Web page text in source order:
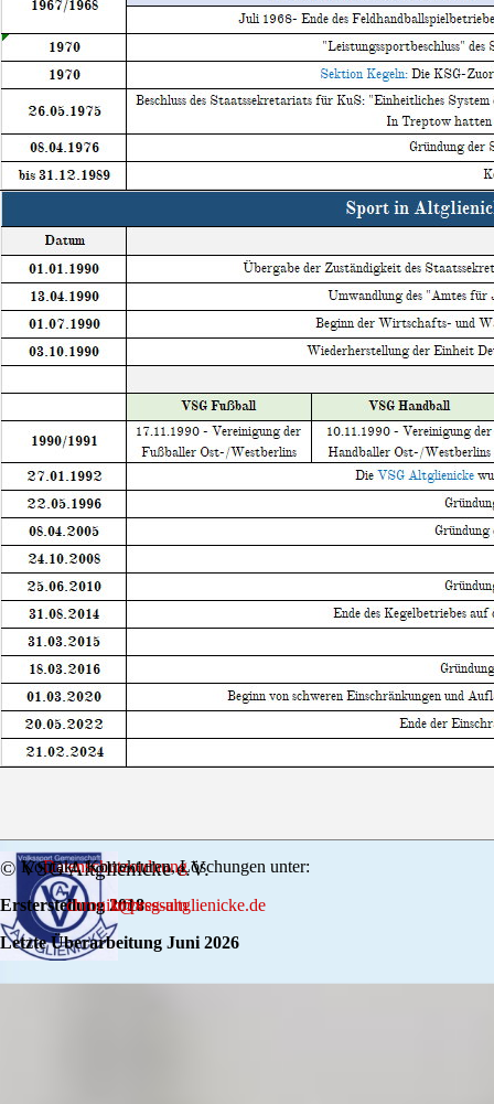
© VSG Altglienicke e.V.
Kontakt, Korrekturen, Löschungen unter:
Datenschutzordnung
Ersterstellung 2018
chronik@vsg-altglienicke.de
Impressum
Letzte Überarbeitung Juni 2026